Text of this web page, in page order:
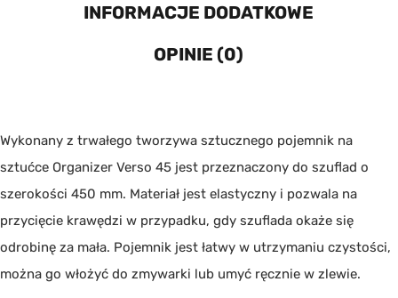
INFORMACJE DODATKOWE
OPINIE (0)
Wykonany z trwałego tworzywa sztucznego pojemnik na
sztućce Organizer Verso 45 jest przeznaczony do szuflad o
szerokości 450 mm. Materiał jest elastyczny i pozwala na
przycięcie krawędzi w przypadku, gdy szuflada okaże się
odrobinę za mała. Pojemnik jest łatwy w utrzymaniu czystości,
można go włożyć do zmywarki lub umyć ręcznie w zlewie.